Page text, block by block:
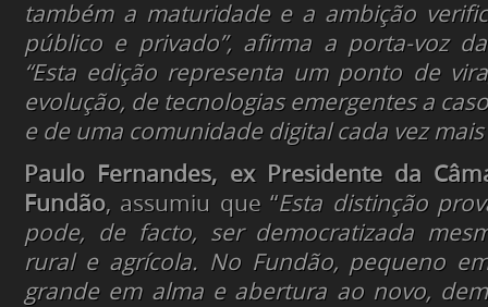
também a maturidade e a ambição
público e privado”, afirma a porta-voz
“Esta edição representa um ponto de
evolução, de tecnologias emergentes a
e de uma comunidade digital cada vez mais
Paulo Fernandes, ex Presidente da
Fundão, assumiu que “Esta distinção
pode, de facto, ser democratizada
rural e agrícola. No Fundão, pequeno
grande em alma e abertura ao novo,